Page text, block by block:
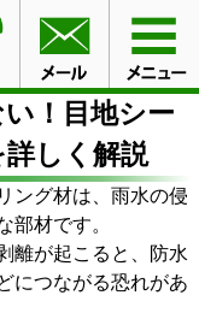
かせない！目地シー
！目地シー
詳しく解説
ング材は、雨水の侵
部材です。
離が起こると、防水
につながる恐れがあ